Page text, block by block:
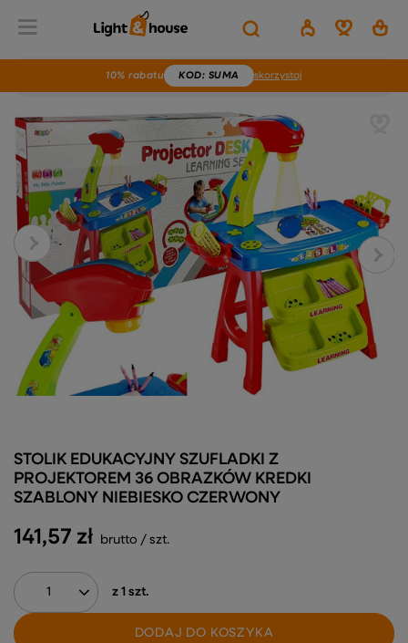
10% rabatu KOD: SUMA skorzystaj
141,57 zł brutto / szt.
z 1 szt.
DODAJ DO KOSZYKA
STOLIK EDUKACYJNY SZUFLADKI Z
PROJEKTOREM 36 OBRAZKÓW KREDKI
SZABLONY NIEBIESKO CZERWONY